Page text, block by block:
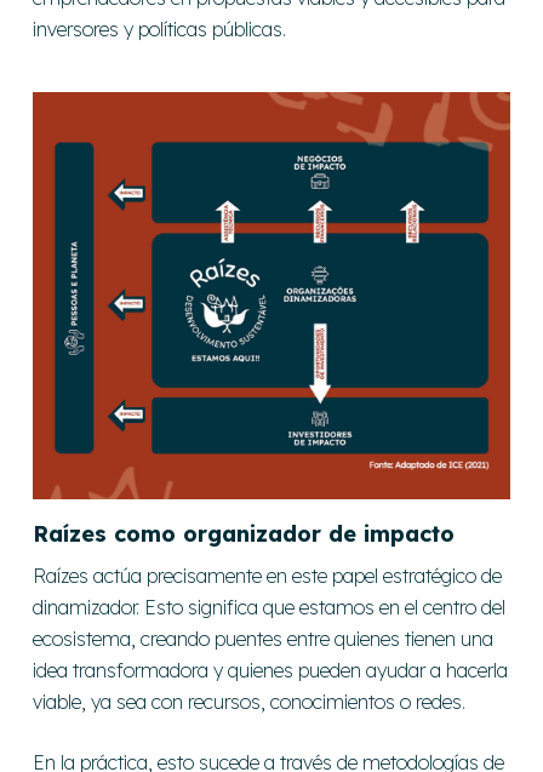
inversores y políticas públicas.
Raízes como organizador de impacto
Raízes actúa precisamente en este papel estratégico de
dinamizador. Esto significa que estamos en el centro del
ecosistema, creando puentes entre quienes tienen una
idea transformadora y quienes pueden ayudar a hacerla
viable, ya sea con recursos, conocimientos o redes.
En la práctica, esto sucede a través de metodologías de